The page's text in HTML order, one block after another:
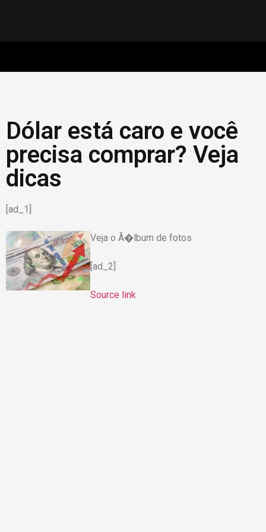
Dólar está caro e você
precisa comprar? Veja
dicas
[ad_1]
Veja o Ã�lbum de fotos
[ad_2]
Source link